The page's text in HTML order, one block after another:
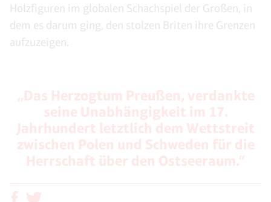
Holzfiguren im globalen Schachspiel der Großen, in
dem es darum ging, den stolzen Briten ihre Grenzen
aufzuzeigen.